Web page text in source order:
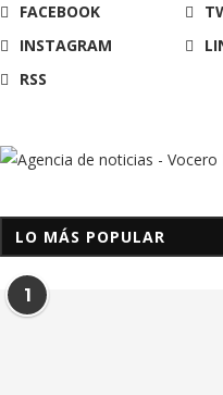
FACEBOOK
INSTAGRAM
RSS
LO MÁS POPULAR
1